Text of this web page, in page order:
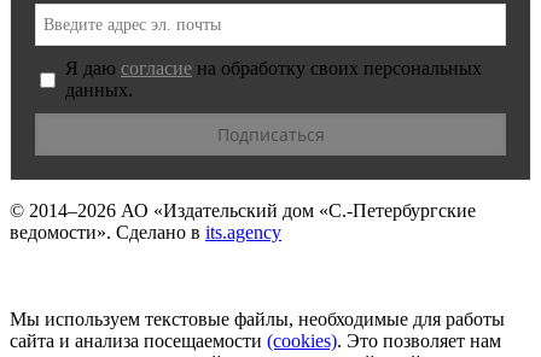
Я даю согласие на обработку своих персональных
данных.
© 2014–2026 АО «Издательский дом «С.-Петербургские
ведомости». Сделано в its.agency
Мы используем текстовые файлы, необходимые для работы
сайта и анализа посещаемости (сookies). Это позволяет нам